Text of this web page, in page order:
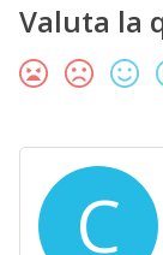
Valuta la
C